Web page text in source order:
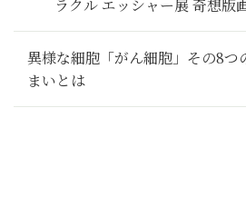
ラクル エッシャー展 奇想版
鍵》
異様な細胞「がん細胞」その8つ
まいとは